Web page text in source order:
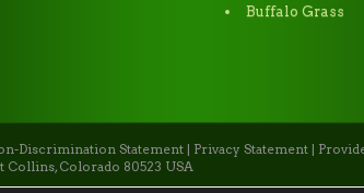
Buffalo Grass
Discrimination Statement Privacy Statement
Colorado 80523 USA